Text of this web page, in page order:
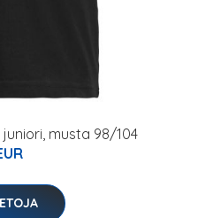
musta 98/104